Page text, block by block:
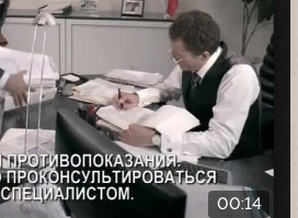
00:14